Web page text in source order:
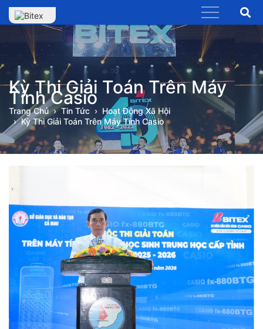
Kỳ Thi Giải Toán Trên Máy
Tính Casio
Trang Chủ Tin Tức
Hoạt Động Xã Hội
Kỳ Thi Giải Toán Trên Máy Tính Casio